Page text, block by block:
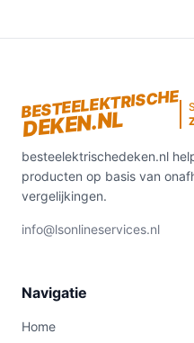
BESTEELEKTRISCHE
DEKEN.NL
besteelektrischedeken.nl
producten op basis van
vergelijkingen.
info@lsonlineservices.nl
Navigatie
Home